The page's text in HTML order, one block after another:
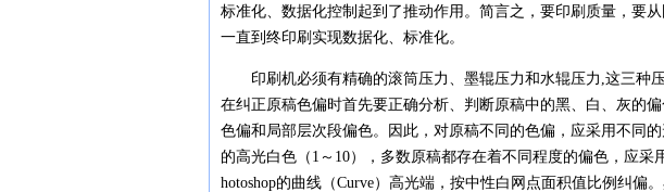
标准化、数据化控制起到了推动作用。简言之，要印刷质量，要
一直到终印刷实现数据化、标准化。
印刷机必须有精确的滚筒压力、墨辊压力和水辊压力,这三种
在纠正原稿色偏时首先要正确分析、判断原稿中的黑、白、灰的
色偏和局部层次段偏色。因此，对原稿不同的色偏，应采用不同
的高光白色（1～10），多数原稿都存在着不同程度的偏色，应
hotoshop的曲线（Curve）高光端，按中性白网点面积值比例纠偏